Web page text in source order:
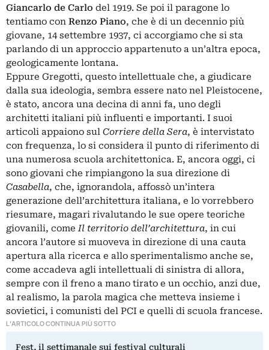
Giancarlo de Carlo del 1919. Se poi il paragone lo
tentiamo con Renzo Piano, che è di un decennio più
giovane, 14 settembre 1937, ci accorgiamo che si sta
parlando di un approccio appartenuto a un’altra epoca,
geologicamente lontana.
Eppure Gregotti, questo intellettuale che, a giudicare
dalla sua ideologia, sembra essere nato nel Pleistocene,
è stato, ancora una decina di anni fa, uno degli
architetti italiani più influenti e importanti. I suoi
articoli appaiono sul Corriere della Sera, è intervistato
con frequenza, lo si considera il punto di riferimento di
una numerosa scuola architettonica. E, ancora oggi, ci
sono giovani che rimpiangono la sua direzione di
Casabella, che, ignorandola, affossò un’intera
generazione dell’architettura italiana, e lo vorrebbero
riesumare, magari rivalutando le sue opere teoriche
giovanili, comeIl territorio dell’architettura, in cui
ancora l’autore si muoveva in direzione di una cauta
apertura alla ricerca e allo sperimentalismo anche se,
come accadeva agli intellettuali di sinistra di allora,
sempre con il freno a mano tirato e un occhio, anzi due,
al realismo, la parola magica che metteva insieme i
sovietici, i comunisti del PCI e quelli di scuola francese.
L'ARTICOLO CONTINUA PIÙ SOTTO
Fest, il settimanale sui festival culturali